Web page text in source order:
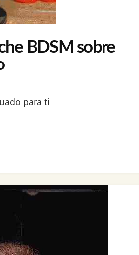
BDSM sobre
para ti